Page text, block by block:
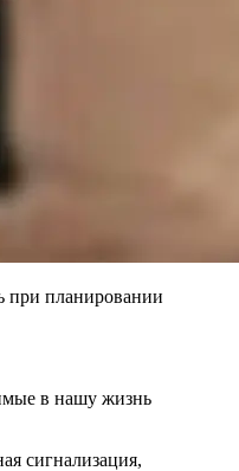
при планировании
в нашу жизнь
сигнализация,